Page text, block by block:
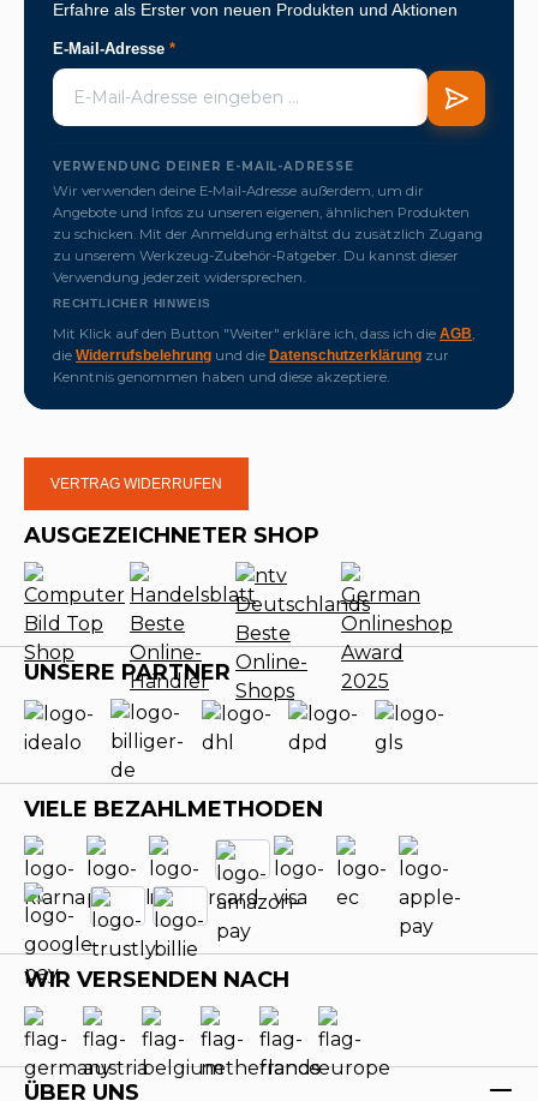
Erfahre als Erster von neuen Produkten und Aktionen
E-Mail-Adresse *
VERWENDUNG DEINER E-MAIL-ADRESSE
Wir verwenden deine E-Mail-Adresse außerdem, um dir
Angebote und Infos zu unseren eigenen, ähnlichen Produkten
zu schicken. Mit der Anmeldung erhältst du zusätzlich Zugang
zu unserem Werkzeug-Zubehör-Ratgeber. Du kannst dieser
Verwendung jederzeit widersprechen.
RECHTLICHER HINWEIS
Mit Klick auf den Button "Weiter" erkläre ich, dass ich die AGB,
die Widerrufsbelehrung und die Datenschutzerklärung zur
Kenntnis genommen haben und diese akzeptiere.
VERTRAG WIDERRUFEN
AUSGEZEICHNETER SHOP
UNSERE PARTNER
VIELE BEZAHLMETHODEN
WIR VERSENDEN NACH
ÜBER UNS